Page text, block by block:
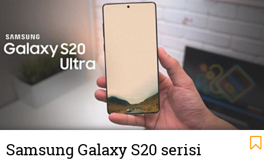
Samsung Galaxy S20 serisi